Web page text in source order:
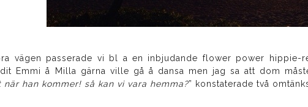
vägen passerade vi bl a en inbjudande flower power hippie-
Emmi å Milla gärna ville gå å dansa men jag sa att dom
han kommer! så kan vi vara hemma?” konstaterade två